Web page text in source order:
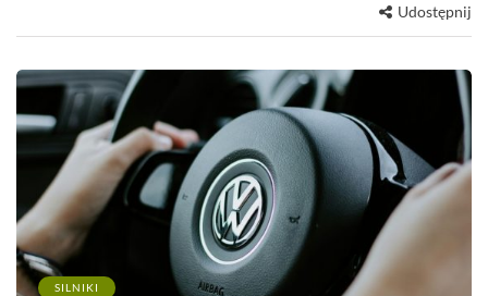
Udostępnij
SILNIKI